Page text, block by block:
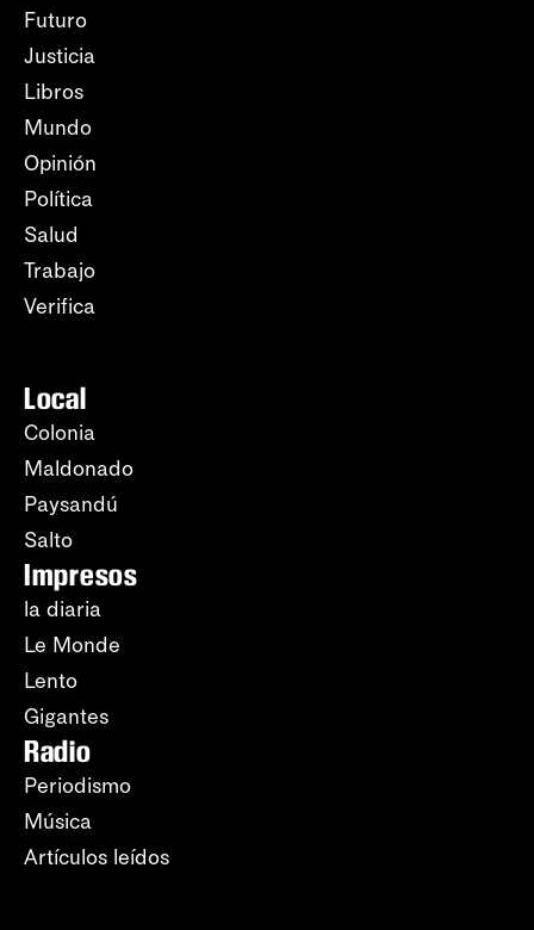
Futuro
Justicia
Libros
Mundo
Opinión
Política
Salud
Trabajo
Verifica
Local
Colonia
Maldonado
Paysandú
Salto
Impresos
la diaria
Le Monde
Lento
Gigantes
Radio
Periodismo
Música
Artículos leídos